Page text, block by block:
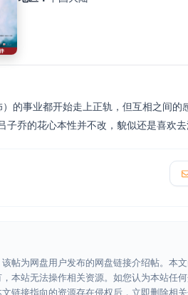
的事业都开始走上正轨，但互相之间
子乔的花心本性并不改，貌似还是喜欢
帖为网盘用户发布的网盘链接介绍帖。本
本站无法操作相关资源。如您认为本站任
链接指向的资源存在侵权后，立即删除相关